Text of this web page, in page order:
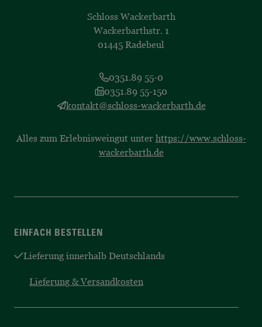
Schloss Wackerbarth
Wackerbarthstr. 1
01445 Radebeul
0351.89 55-0
0351.89 55-150
kontakt@schloss-wackerbarth.de
Alles zum Erlebnisweingut unter https://www.schloss-
wackerbarth.de
EINFACH BESTELLEN
Lieferung innerhalb Deutschlands
Lieferung & Versandkosten